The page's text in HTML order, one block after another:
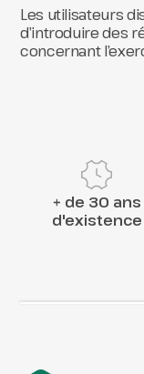
Les utilisateurs
d’introduire des
concernant
+ de 30 ans
d'existence